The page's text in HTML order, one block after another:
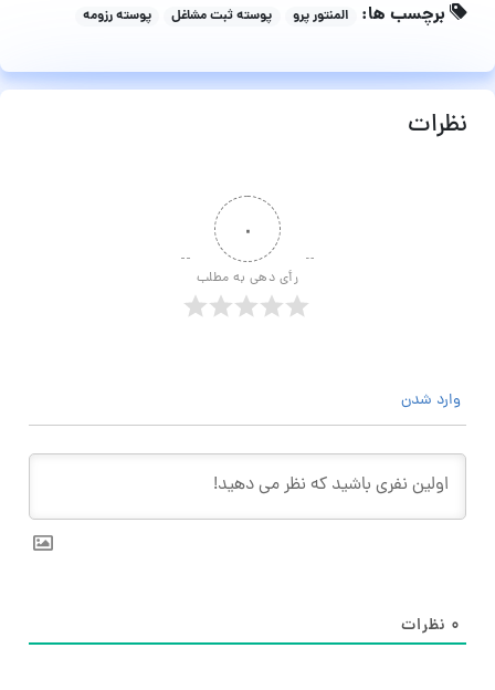
برچسب ها: المنتور پرو پوسته ثبت مشاغل پوسته رزومه
نظرات
۰
رأی دهی به مطلب
وارد شدن
۰ نظرات